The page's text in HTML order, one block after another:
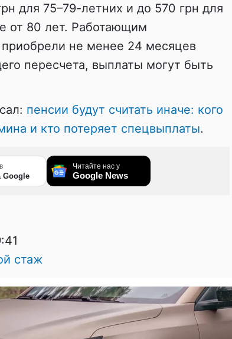
для 75–79-летних и до 570 грн для
от 80 лет. Работающим
не менее 24 месяцев
пересчета, выплаты могут быть
пенсии будут считать иначе: кого
и кто потеряет спецвыплаты.
Google
Читайте нас у
Google News
стаж